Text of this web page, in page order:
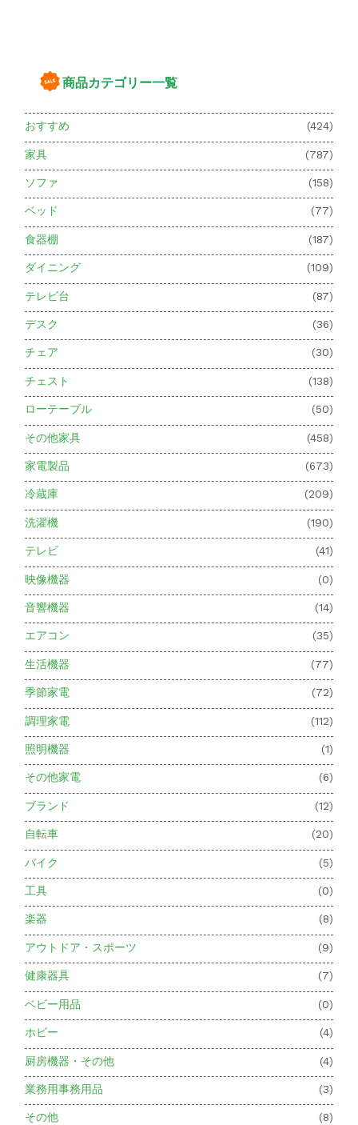
商品カテゴリー一覧
おすすめ (424)
家具 (787)
ソファ (158)
ベッド (77)
食器棚 (187)
ダイニング (109)
テレビ台 (87)
デスク (36)
チェア (30)
チェスト (138)
ローテーブル (50)
その他家具 (458)
家電製品 (673)
冷蔵庫 (209)
洗濯機 (190)
テレビ (41)
映像機器 (0)
音響機器 (14)
エアコン (35)
生活機器 (77)
季節家電 (72)
調理家電 (112)
照明機器 (1)
その他家電 (6)
ブランド (12)
自転車 (20)
バイク (5)
工具 (0)
楽器 (8)
アウトドア・スポーツ (9)
健康器具 (7)
ベビー用品 (0)
ホビー (4)
厨房機器・その他 (4)
業務用事務用品 (3)
その他 (8)